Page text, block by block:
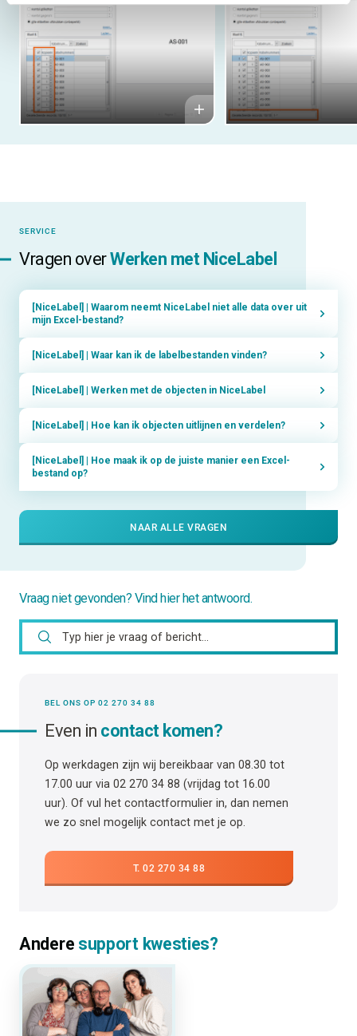
SERVICE
Vragen overWerken met NiceLabel
[NiceLabel] | Waarom neemt NiceLabel niet alle data over uit
mijn Excel-bestand?
[NiceLabel] | Waar kan ik de labelbestanden vinden?
[NiceLabel] | Werken met de objecten in NiceLabel
[NiceLabel] | Hoe kan ik objecten uitlijnen en verdelen?
[NiceLabel] | Hoe maak ik op de juiste manier een Excel-
bestand op?
NAAR ALLE VRAGEN
Vraag niet gevonden? Vind hier het antwoord.
BEL ONS OP 02 270 34 88
Even in contact komen?
Op werkdagen zijn wij bereikbaar van 08.30 tot
17.00 uur via 02 270 34 88 (vrijdag tot 16.00
uur). Of vul het contactformulier in, dan nemen
we zo snel mogelijk contact met je op.
T. 02 270 34 88
Andere support kwesties?